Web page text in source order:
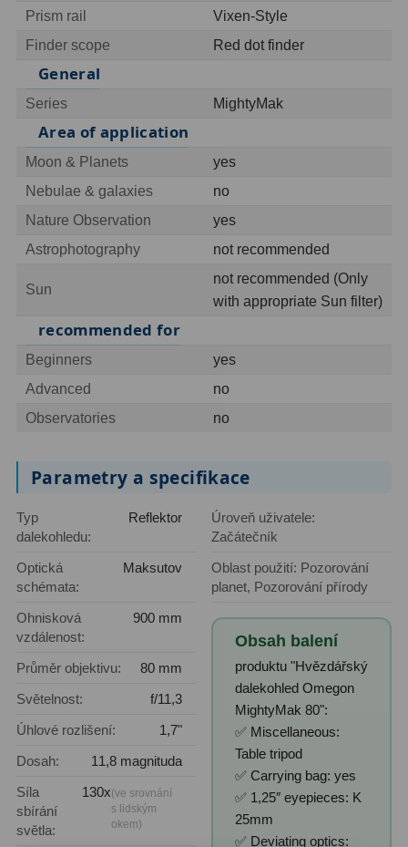
Hledáčky28
Optické hledáčky
Red Dot hledáčky6
Sluneční hledáčky3
Úchyty a držáky hledáčků
Svítilny5
Čištění28
Binohlavy3
Paralaktické EQ
Fotografické montáže5
Stativy a pilíře3
Objímky
Závaží
Prism rail
Vixen-Style
Finder scope
Red dot finder
General
Series MightyMak
Area of application
Moon & Planets
yes
Nebulae & galaxies
no
Nature Observation
yes
Astrophotography
not recommended
Sun
not recommended (Only
with appropriate Sun filter)
recommended for
Beginners
yes
Advanced
no
Observatories
no
Parametry a specifikace
Typ
dalekohledu:
Reflektor
Optická
schémata:
Maksutov
Ohnisková
vzdálenost:
900 mm
Průměr objektivu:
80 mm
Světelnost:
f/11,3
Úhlové rozlišení:
1,7"
Dosah:
11,8 magnituda
Síla
sbírání
světla:
130x(ve srovnání
s lidským
okem)
Úroveň uživatele:
Začátečník
Oblast použití: Pozorování
planet, Pozorování přírody
Obsah balení
produktu "Hvězdářský
dalekohled Omegon
MightyMak 80":
✅ Miscellaneous:
Table tripod
✅ Carrying bag: yes
✅ 1,25″ eyepieces: K
25mm
✅ Deviating optics: